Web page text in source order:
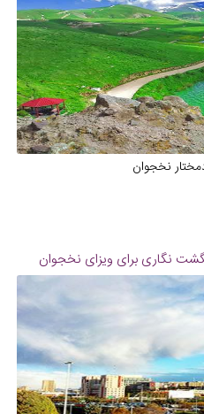
نخجوان
نگاری برای ویزای نخجوان